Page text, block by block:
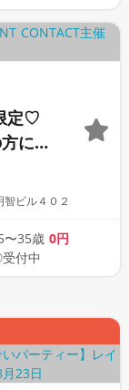
定♡
にも
ビル４０２
〜35歳 0円
付中